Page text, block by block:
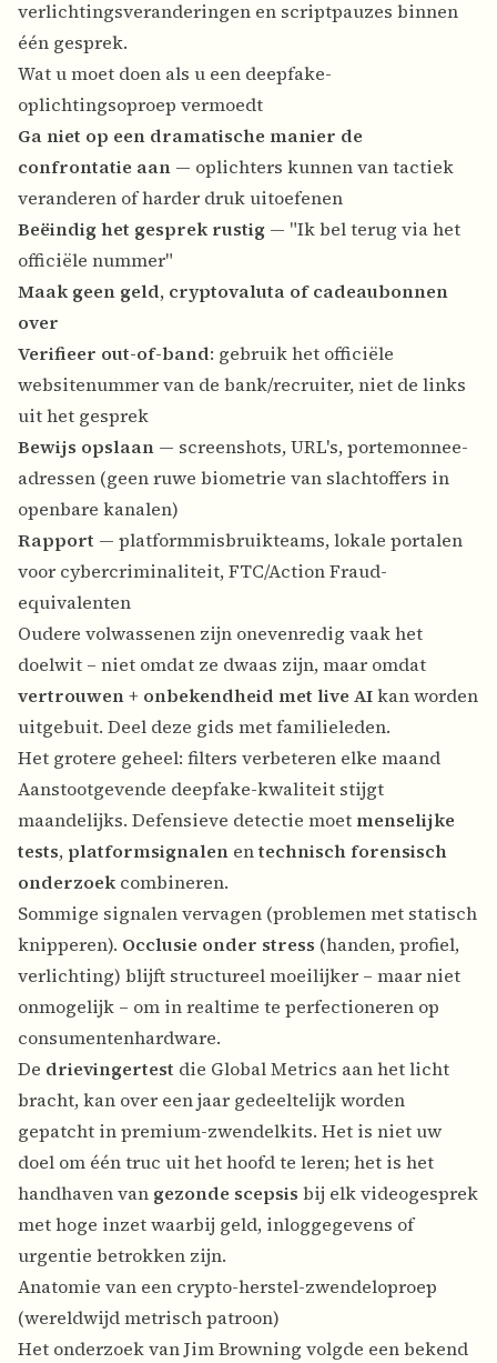
verlichtingsveranderingen en scriptpauzes binnen
één gesprek.
Wat u moet doen als u een deepfake-
oplichtingsoproep vermoedt
Ga niet op een dramatische manier de
confrontatie aan — oplichters kunnen van tactiek
veranderen of harder druk uitoefenen
Beëindig het gesprek rustig — "Ik bel terug via het
officiële nummer"
Maak geen geld, cryptovaluta of cadeaubonnen
over
Verifieer out-of-band: gebruik het officiële
websitenummer van de bank/recruiter, niet de links
uit het gesprek
Bewijs opslaan — screenshots, URL's, portemonnee-
adressen (geen ruwe biometrie van slachtoffers in
openbare kanalen)
Rapport — platformmisbruikteams, lokale portalen
voor cybercriminaliteit, FTC/Action Fraud-
equivalenten
Oudere volwassenen zijn onevenredig vaak het
doelwit – niet omdat ze dwaas zijn, maar omdat
vertrouwen + onbekendheid met live AIkan worden
uitgebuit. Deel deze gids met familieleden.
Het grotere geheel: filters verbeteren elke maand
Aanstootgevende deepfake-kwaliteit stijgt
maandelijks. Defensieve detectie moet menselijke
tests, platformsignalen entechnisch forensisch
onderzoek combineren.
Sommige signalen vervagen (problemen met statisch
knipperen). Occlusie onder stress (handen, profiel,
verlichting) blijft structureel moeilijker – maar niet
onmogelijk – om in realtime te perfectioneren op
consumentenhardware.
De drievingertest die Global Metrics aan het licht
bracht, kan over een jaar gedeeltelijk worden
gepatcht in premium-zwendelkits. Het is niet uw
doel om één truc uit het hoofd te leren; het is het
handhaven van gezonde scepsis bij elk videogesprek
met hoge inzet waarbij geld, inloggegevens of
urgentie betrokken zijn.
Anatomie van een crypto-herstel-zwendeloproep
(wereldwijd metrisch patroon)
Het onderzoek van Jim Browning volgde een bekend